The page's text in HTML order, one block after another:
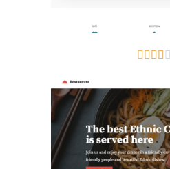
    